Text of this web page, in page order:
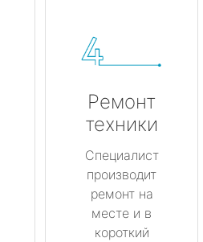
Ремонт
техники
Специалист
производит
ремонт на
месте и в
короткий